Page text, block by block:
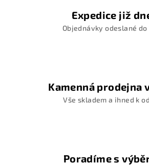
Expedice již
Objednávky odeslané do
Kamenná prodejna
Vše skladem a ihned k
Poradíme s